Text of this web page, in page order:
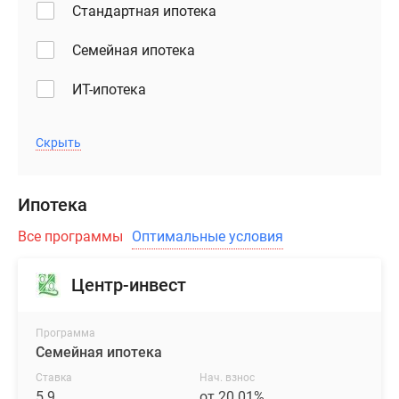
поселки
водоема
Коттеджные
ипотеку
Коттеджи
Скидки
акции
одно-
двух-
трехкомнатные
варианты.
небольшим
метражом
гардеробные
помещения,
более
просторных
Стандартная ипотека
Семейная ипотека
ИТ-ипотека
Скрыть
Ипотека
Все программы Оптимальные условия
Центр-инвест
Программа
Семейная ипотека
Ставка Нач. взнос